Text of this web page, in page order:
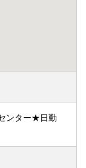
ンター★日勤